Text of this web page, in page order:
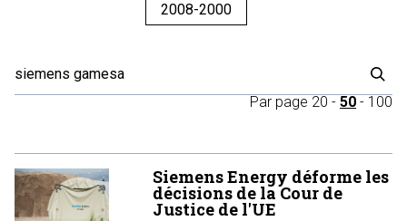
2008-2000
Par page 20 - 50 - 100
Siemens Energy déforme les
décisions de la Cour de
Justice de l'UE